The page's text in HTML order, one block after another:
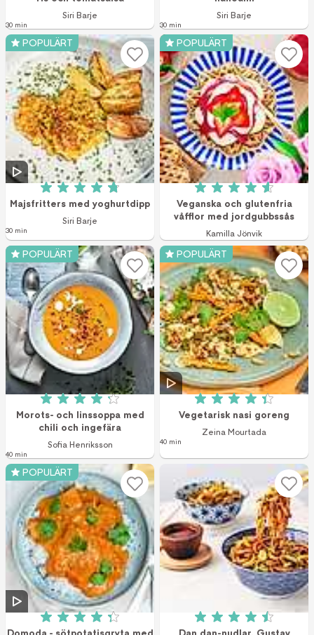
Siri Barje
30 min
Siri Barje
30 min
POPULÄRT
Betyg: 4.8 av 5 (28 röster)
Majsfritters med yoghurtdipp
Siri Barje
30 min
POPULÄRT
Betyg: 4.6 av 5
Veganska och glutenfria
våfflor med jordgubbssås
Kamilla Jönvik
POPULÄRT
Betyg: 4.2 av 5 (139 röster)
Morots- och linssoppa med
chili och ingefära
Sofia Henriksson
40 min
POPULÄRT
Betyg: 4.4 av 5
Vegetarisk nasi goreng
Zeina Mourtada
40 min
POPULÄRT
Betyg: 4.3 av 5 (22 röster) Betyg: 4.5 av 5